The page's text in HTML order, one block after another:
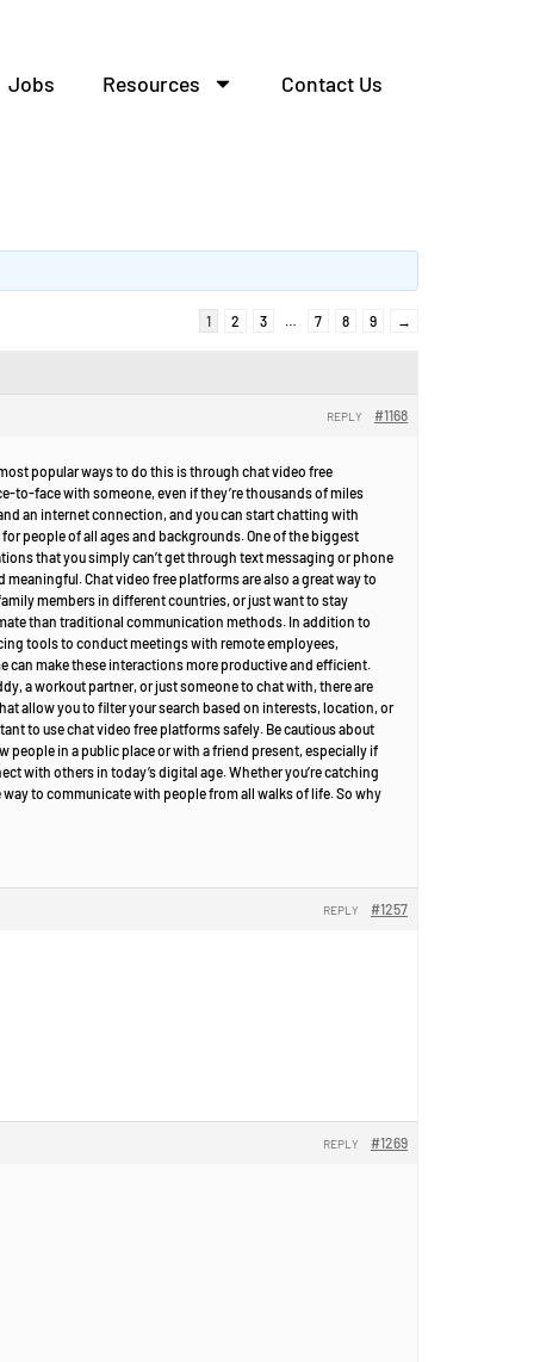
Jobs Resources Contact Us
1 2 3 … 7 8 9 →
#1168
REPLY
popular ways to do this is through chat video free
to-face with someone, even if they’re thousands of miles
an internet connection, and you can start chatting with
people of all ages and backgrounds. One of the biggest
that you simply can’t get through text messaging or phone
Chat video free platforms are also a great way to
members in different countries, or just want to stay
than traditional communication methods. In addition to
tools to conduct meetings with remote employees,
can make these interactions more productive and efficient.
a workout partner, or just someone to chat with, there are
allow you to filter your search based on interests, location, or
to use chat video free platforms safely. Be cautious about
people in a public place or with a friend present, especially if
with others in today’s digital age. Whether you’re catching
to communicate with people from all walks of life. So why
#1257
REPLY
#1269
REPLY